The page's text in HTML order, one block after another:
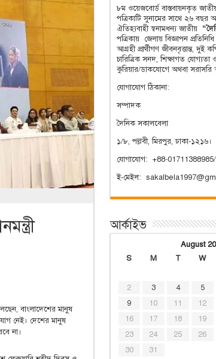
বাংলাদেশের মানুষ
নেই। দেশের মানুষ
না।
৮ম ওয়েজবোর্ড বাস্তবায়নকৃত
পত্রিকাটি সুনামের সাথে ২৬ বছর
ঐতিহ্যবাহী স্বনামধন্য জাতীয়
পত্রিকায় জেলায় বিজ্ঞাপন
আগ্রহী প্রার্থীগণ জীবনবৃত্তান্ত, দুই
চারিত্রিক সনদ, শিক্ষাগত
কুরিয়ার/ডাকযোগে অথবা
যোগাযোগ ঠিকানা:
সম্পাদক
দৈনিক সকালবেলা
১/৮, পল্লবী, মিরপুর, ঢাকা-১২১৬।
যোগাযোগ: +88-
ই-মেইল:
আর্কাইভ
August
S
M T W
2
3 4 5
9
10 11 12
16
17 18 19
23
24 25 26
30
31